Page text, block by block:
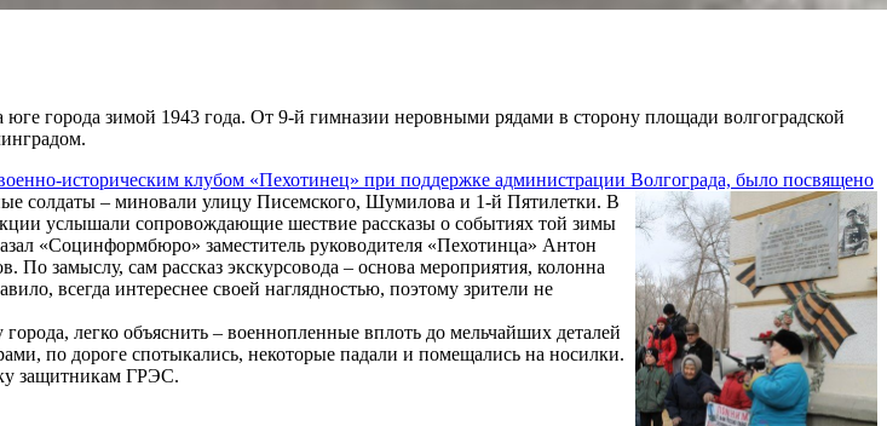
города зимой 1943 года. От 9-й гимназии неровными рядами в сторону площади волгоградской
историческим клубом «Пехотинец» при поддержке администрации Волгограда, было посвящено
солдаты – миновали улицу Писемского, Шумилова и 1-й Пятилетки. В
услышали сопровождающие шествие рассказы о событиях той зимы
«Социнформбюро» заместитель руководителя «Пехотинца» Антон
замыслу, сам рассказ экскурсовода – основа мероприятия, колонна
всегда интереснее своей наглядностью, поэтому зрители не
легко объяснить – военнопленные вплоть до мельчайших деталей
по дороге спотыкались, некоторые падали и помещались на носилки.
защитникам ГРЭС.